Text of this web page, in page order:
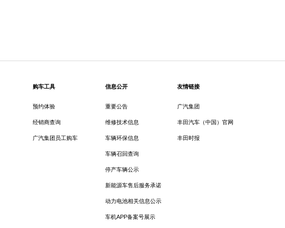
购车工具
预约体验
经销商查询
广汽集团员工购车
信息公开
重要公告
维修技术信息
车辆环保信息
车辆召回查询
停产车辆公示
新能源车售后服务承诺
动力电池相关信息公示
车机APP备案号展示
友情链接
广汽集团
丰田汽车（中国）官网
丰田时报